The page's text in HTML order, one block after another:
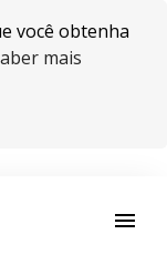
você obtenha
mais
menu